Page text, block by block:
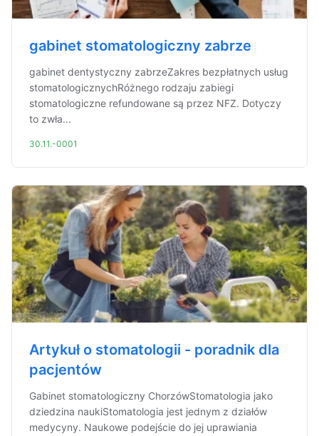
gabinet stomatologiczny zabrze
gabinet dentystyczny zabrzeZakres bezpłatnych usług
stomatologicznychRóżnego rodzaju zabiegi
stomatologiczne refundowane są przez NFZ. Dotyczy
to zwła...
30.11.-0001
Artykuł o stomatologii - poradnik dla
pacjentów
Gabinet stomatologiczny ChorzówStomatologia jako
dziedzina naukiStomatologia jest jednym z działów
medycyny. Naukowe podejście do jej uprawiania